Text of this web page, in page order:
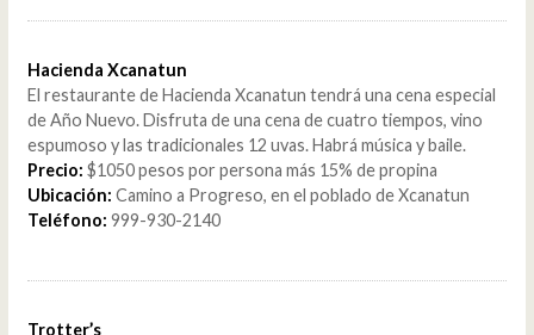
Hacienda Xcanatun
El restaurante de Hacienda Xcanatun tendrá una cena especial
de Año Nuevo. Disfruta de una cena de cuatro tiempos, vino
espumoso y las tradicionales 12 uvas. Habrá música y baile.
Precio: $1050 pesos por persona más 15% de propina
Ubicación: Camino a Progreso, en el poblado de Xcanatun
Teléfono: 999-930-2140
Trotter’s